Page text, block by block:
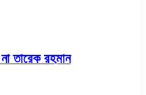
তারেক রহমান